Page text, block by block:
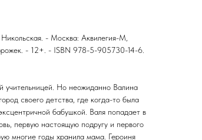
- Москва: Аквилегия-М,
- 12+. - ISBN 978-5-905730-14-6.
учительницей. Но неожиданно Валина
своего детства, где когда-то была
бабушкой. Валя попадает в
первую настоящую подругу и первого
многие годы хранила мама. Героиня